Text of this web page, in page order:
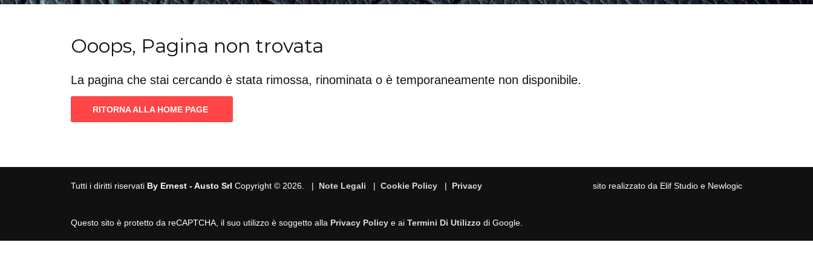
Ooops, Pagina non trovata
La pagina che stai cercando è stata rimossa, rinominata o è temporaneamente non disponibile.
RITORNA ALLA HOME PAGE
Tutti i diritti riservati By Ernest - Austo Srl Copyright © 2026. | Note Legali | Cookie Policy | Privacy sito realizzato da Elif Studio e Newlogic
Questo sito è protetto da reCAPTCHA, il suo utilizzo è soggetto alla Privacy Policy e ai Termini Di Utilizzo di Google.